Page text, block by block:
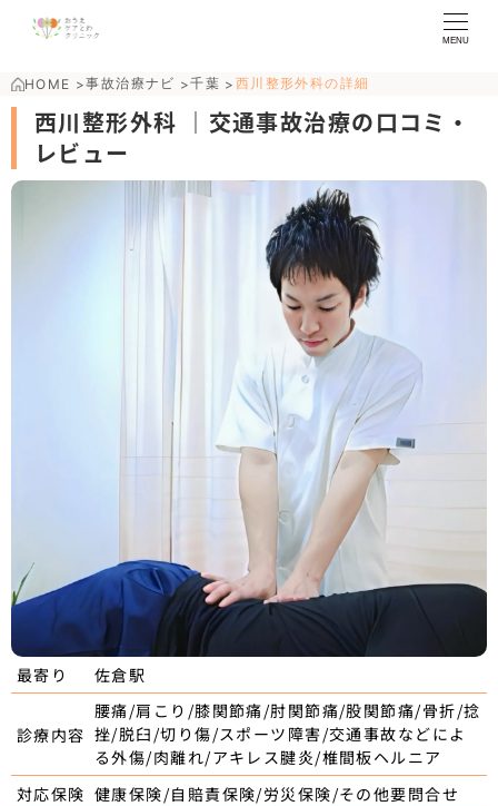
MENU
HOME >事故治療ナビ >千葉 > 西川整形外科の詳細
西川整形外科 ｜交通事故治療の口コミ・
レビュー
最寄り 佐倉駅
診療内容
腰痛/肩こり/膝関節痛/肘関節痛/股関節痛/骨折/捻
挫/脱臼/切り傷/スポーツ障害/交通事故などによ
る外傷/肉離れ/アキレス腱炎/椎間板ヘルニア
対応保険 健康保険/自賠責保険/労災保険/その他要問合せ